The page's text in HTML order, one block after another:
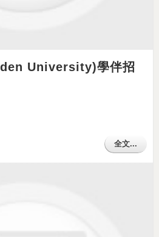
University)學伴招
全文...